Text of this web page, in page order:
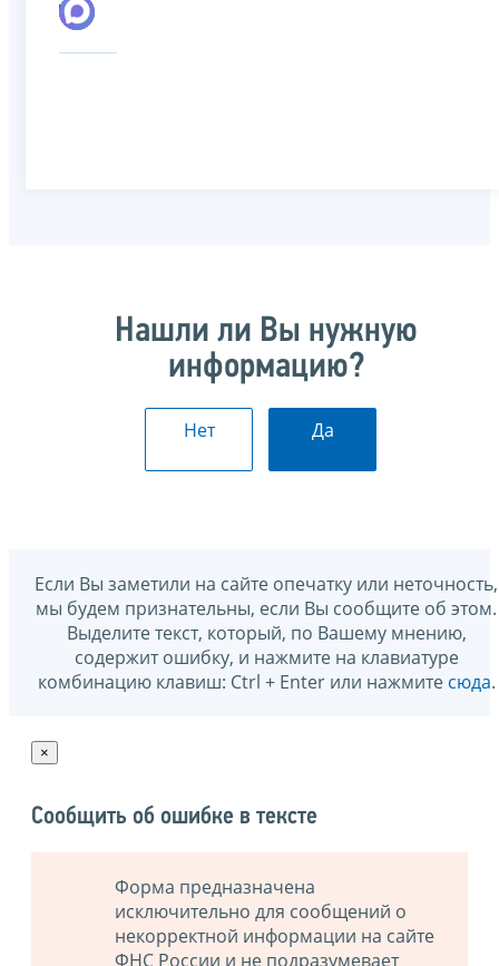
Нашли ли Вы нужную
информацию?
Нет Да
Если Вы заметили на сайте опечатку или неточность,
мы будем признательны, если Вы сообщите об этом.
Выделите текст, который, по Вашему мнению,
содержит ошибку, и нажмите на клавиатуре
комбинацию клавиш: Ctrl + Enter или нажмите сюда.
×
Сообщить об ошибке в тексте
Форма предназначена
исключительно для сообщений о
некорректной информации на сайте
ФНС России и не подразумевает